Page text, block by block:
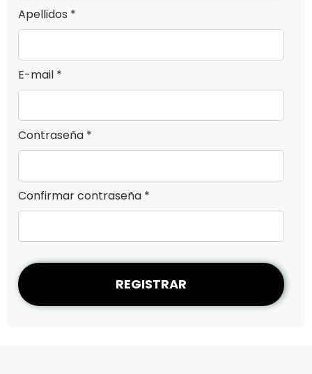
Apellidos *
E-mail *
Contraseña *
Confirmar contraseña *
REGISTRAR